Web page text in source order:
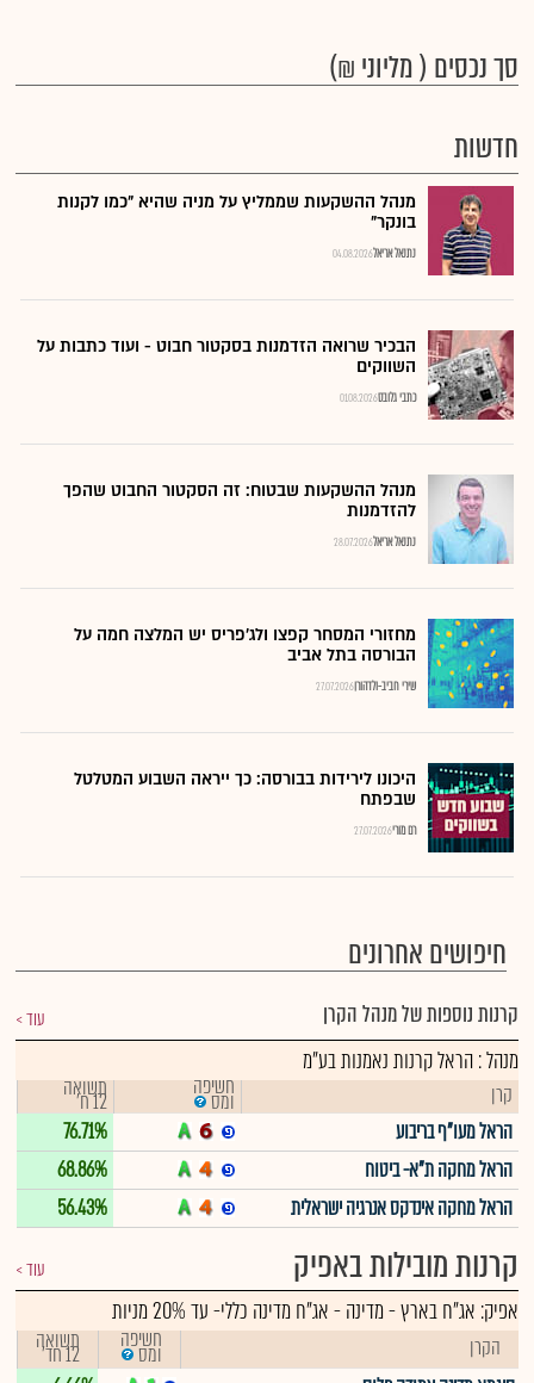
סך נכסים ( מליוני ₪)
חדשות
מנהל ההשקעות שממליץ על מניה שהיא "כמו לקנות
בונקר"
04.08.2026נתנאל אריאל
הבכיר שרואה הזדמנות בסקטור חבוט - ועוד כתבות על
השווקים
01.08.2026כתבי גלובס
מנהל ההשקעות שבטוח: זה הסקטור החבוט שהפך
להזדמנות
28.07.2026נתנאל אריאל
מחזורי המסחר קפצו ולג'פריס יש המלצה חמה על
הבורסה בתל אביב
27.07.2026שירי חביב-ולדהורן
היכונו לירידות בבורסה: כך ייראה השבוע המטלטל
שבפתח
27.07.2026רם מורי
חיפושים אחרונים
קרנות נוספות של מנהל הקרן עוד
מנהל : הראל קרנות נאמנות בע"מ
קרן חשיפה
ומס תשואה
12 ח'
הראל מעו"ף בריבוע
76.71%
הראל מחקה ת"א- ביטוח
68.86%
הראל מחקה אינדקס אנרגיה ישראלית
56.43%
קרנות מובילות באפיק עוד
אפיק: אג"ח בארץ - מדינה-אג"ח מדינה כללי- עד 20% מניות
הקרן חשיפה
ומס תשואה
12 חד'